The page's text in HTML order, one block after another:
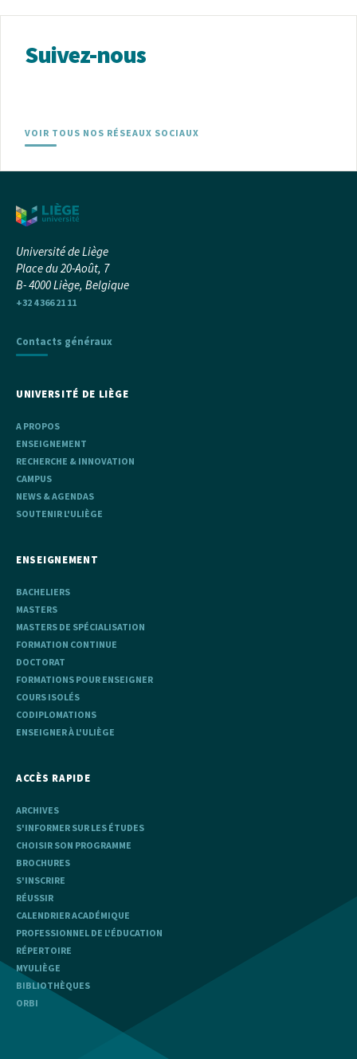
Suivez-nous
VOIR TOUS NOS RÉSEAUX SOCIAUX
Université de Liège
Place du 20-Août, 7
B- 4000 Liège, Belgique
+32 4 366 21 11
Contacts généraux
UNIVERSITÉ DE LIÈGE
A PROPOS
ENSEIGNEMENT
RECHERCHE & INNOVATION
CAMPUS
NEWS & AGENDAS
SOUTENIR L'ULIÈGE
ENSEIGNEMENT
BACHELIERS
MASTERS
MASTERS DE SPÉCIALISATION
FORMATION CONTINUE
DOCTORAT
FORMATIONS POUR ENSEIGNER
COURS ISOLÉS
CODIPLOMATIONS
ENSEIGNER À L'ULIÈGE
ACCÈS RAPIDE
ARCHIVES
S'INFORMER SUR LES ÉTUDES
CHOISIR SON PROGRAMME
BROCHURES
S'INSCRIRE
RÉUSSIR
CALENDRIER ACADÉMIQUE
PROFESSIONNEL DE L'ÉDUCATION
RÉPERTOIRE
MYULIÈGE
BIBLIOTHÈQUES
ORBI